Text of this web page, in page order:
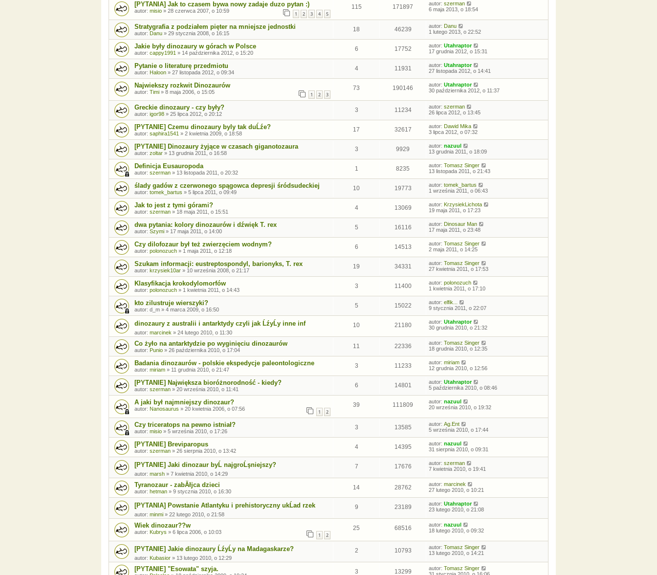
[PYTANIA] Jak to czasem bywa nowy zadaje duzo pytan :)
autor: misio » 28 czerwca 2007, o 10:59 1 2 3 4 5
115 171897 autor: szerman
6 maja 2013, o 18:54
Stratygrafia z podziałem pięter na mniejsze jednostki
autor: Danu » 29 stycznia 2008, o 16:15
18 46239 autor: Danu
1 lutego 2013, o 22:52
Jakie były dinozaury w górach w Polsce
autor: cappy1991 » 14 października 2012, o 15:20
6 17752 autor: Utahraptor
17 grudnia 2012, o 15:31
Pytanie o literaturę przedmiotu
autor: Haloon » 27 listopada 2012, o 09:34
4 11931 autor: Utahraptor
27 listopada 2012, o 14:41
Najwiekszy rozkwit Dinozaurów
autor: Timi » 8 maja 2006, o 15:05 1 2 3
73 190146 autor: Utahraptor
30 października 2012, o 11:37
Greckie dinozaury - czy były?
autor: igor98 » 25 lipca 2012, o 20:12
3 11234 autor: szerman
26 lipca 2012, o 13:45
[PYTANIE] Czemu dinozaury byly tak duĹźe?
autor: saphira1541 » 2 kwietnia 2009, o 18:58
17 32617 autor: Dawid Mika
3 lipca 2012, o 07:32
[PYTANIE] Dinozaury żyjące w czasach giganotozaura
autor: zoltar » 13 grudnia 2011, o 16:58
3 9929 autor: nazuul
13 grudnia 2011, o 18:09
Definicja Eusauropoda
autor: szerman » 13 listopada 2011, o 20:32
1 8235 autor: Tomasz Singer
13 listopada 2011, o 21:43
ślady gadów z czerwonego spągowca depresji śródsudeckiej
autor: tomek_bartus » 5 lipca 2011, o 09:49
10 19773 autor: tomek_bartus
1 września 2011, o 06:43
Jak to jest z tymi górami?
autor: szerman » 18 maja 2011, o 15:51
4 13069 autor: KrzysiekLichota
19 maja 2011, o 17:23
dwa pytania: kolory dinozaurów i dźwięk T. rex
autor: Szymi » 17 maja 2011, o 14:00
5 16116 autor: Dinosaur Man
17 maja 2011, o 23:48
Czy dilofozaur był też zwierzęciem wodnym?
autor: polonozuch » 1 maja 2011, o 12:18
6 14513 autor: Tomasz Singer
2 maja 2011, o 14:25
Szukam informacji: eustreptospondyl, barionyks, T. rex
autor: krzysiek10ar » 10 września 2008, o 21:17
19 34331 autor: Tomasz Singer
27 kwietnia 2011, o 17:53
Klasyfikacja krokodylomorfów
autor: polonozuch » 1 kwietnia 2011, o 14:43
3 11400 autor: polonozuch
1 kwietnia 2011, o 17:10
kto zilustruje wierszyki?
autor: d_m » 4 marca 2009, o 16:50
5 15022 autor: elfik...
9 stycznia 2011, o 22:07
dinozaury z australii i antarktydy czyli jak ĹźyĹy inne inf
autor: marcinek » 24 lutego 2010, o 11:30
10 21180 autor: Utahraptor
30 grudnia 2010, o 21:32
Co żyło na antarktydzie po wyginięciu dinozaurów
autor: Punio » 26 października 2010, o 17:04
11 22336 autor: Tomasz Singer
18 grudnia 2010, o 12:35
Badania dinozaurów - polskie ekspedycje paleontologiczne
autor: miriam » 11 grudnia 2010, o 21:47
3 11233 autor: miriam
12 grudnia 2010, o 12:56
[PYTANIE] Największa bioróżnorodność - kiedy?
autor: szerman » 20 września 2010, o 11:41
6 14801 autor: Utahraptor
5 października 2010, o 08:46
A jaki był najmniejszy dinozaur?
autor: Nanosaurus » 20 kwietnia 2006, o 07:56 1 2
39 111809 autor: nazuul
20 września 2010, o 19:32
Czy triceratops na pewno istniał?
autor: misio » 5 września 2010, o 17:26
3 13585 autor: Ag.Ent
5 września 2010, o 17:44
[PYTANIE] Breviparopus
autor: szerman » 26 sierpnia 2010, o 13:42
4 14395 autor: nazuul
31 sierpnia 2010, o 09:31
[PYTANIE] Jaki dinozaur byĹ najgroĹşniejszy?
autor: marsh » 7 kwietnia 2010, o 14:29
7 17676 autor: szerman
7 kwietnia 2010, o 19:41
Tyranozaur - zabĂłjca dzieci
autor: hetman » 9 stycznia 2010, o 16:30
14 28762 autor: marcinek
27 lutego 2010, o 10:21
[PYTANIA] Powstanie Atlantyku i prehistoryczny ukĹad rzek
autor: minmi » 22 lutego 2010, o 21:58
9 23189 autor: Utahraptor
23 lutego 2010, o 21:08
Wiek dinozaur??w
autor: Kubrys » 6 lipca 2006, o 10:03 1 2
25 68516 autor: nazuul
18 lutego 2010, o 09:32
[PYTANIE] Jakie dinozaury ĹźyĹy na Madagaskarze?
autor: Kubasior » 13 lutego 2010, o 12:29
2 10793 autor: Tomasz Singer
13 lutego 2010, o 14:21
[PYTANIE] "Esowata" szyja. 3 13299 autor: Tomasz Singer